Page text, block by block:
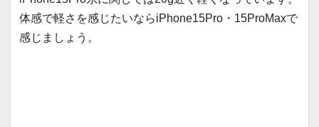
体感で軽さを感じたいならiPhone15Pro・15ProMaxで
感じましょう。